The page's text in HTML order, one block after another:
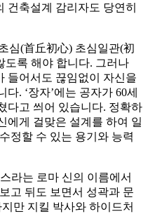
건축설계 감리자도 당연히
심(首丘初心) 초심일관(初
도록 해야 합니다. 그러나
들어서도 끊임없이 자신을
. ‘장자’에는 공자가 60세
다고 씌어 있습니다. 정확하
에게 걸맞은 설계를 하여 일
정할 수 있는 용기와 능력
라는 로마 신의 이름에서
고 뒤도 보면서 성곽과 문
만 지킬 박사와 하이드처